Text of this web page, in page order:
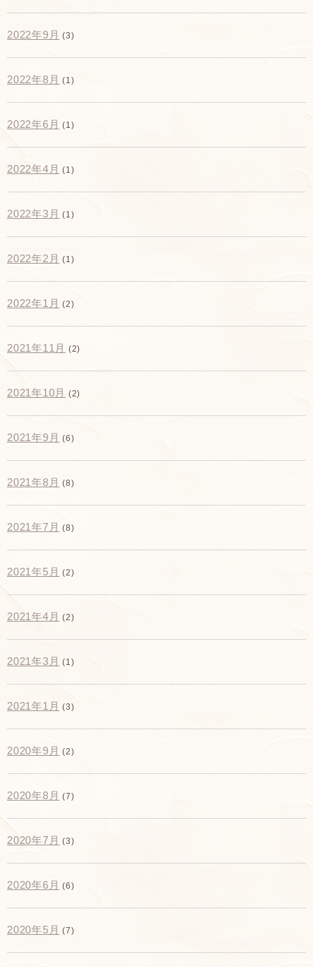
2022年9月 (3)
2022年8月 (1)
2022年6月 (1)
2022年4月 (1)
2022年3月 (1)
2022年2月 (1)
2022年1月 (2)
2021年11月 (2)
2021年10月 (2)
2021年9月 (6)
2021年8月 (8)
2021年7月 (8)
2021年5月 (2)
2021年4月 (2)
2021年3月 (1)
2021年1月 (3)
2020年9月 (2)
2020年8月 (7)
2020年7月 (3)
2020年6月 (6)
2020年5月 (7)